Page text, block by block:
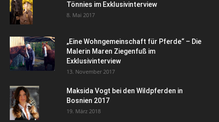
Tönnies im Exklusivinterview
8. Mai 2017
„Eine Wohngemeinschaft für Pferde“ – Die
Malerin Maren Ziegenfuß im
Exklusivinterview
13. November 2017
Maksida Vogt bei den Wildpferden in
Bosnien 2017
19. März 2018